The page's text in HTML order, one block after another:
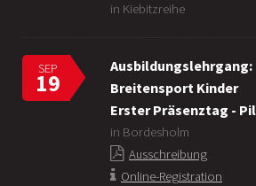
in Kiebitzreihe
SEP
19
Ausbildungslehrgang:
Breitensport Kinder
Erster Präsenztag -
in Bordesholm
Ausschreibung
Online-Registration